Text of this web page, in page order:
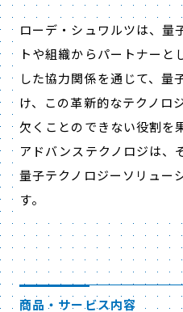
ローデ・シュワルツは、量
トや組織からパートナーと
した協力関係を通じて、量
け、この革新的なテクノロ
欠くことのできない役割を
アドバンステクノロジは、
量子テクノロジーソリュー
す。
商品・サービス内容